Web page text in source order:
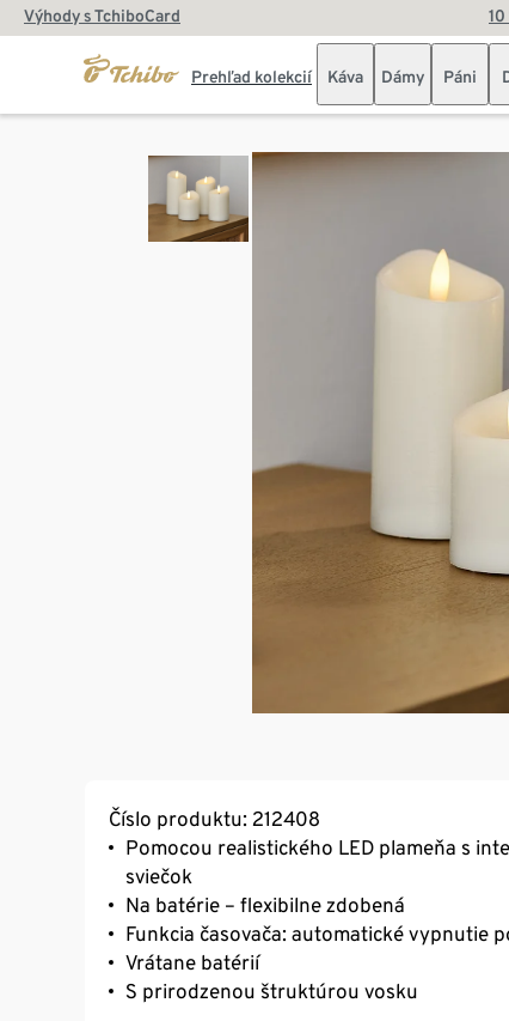
Výhody s TchiboCard
Prehľad kolekcií Káva Dámy Páni
Číslo produktu: 212408
Pomocou realistického LED plameňa s
sviečok
Na batérie – flexibilne zdobená
Funkcia časovača: automatické vypnutie
Vrátane batérií
S prirodzenou štruktúrou vosku